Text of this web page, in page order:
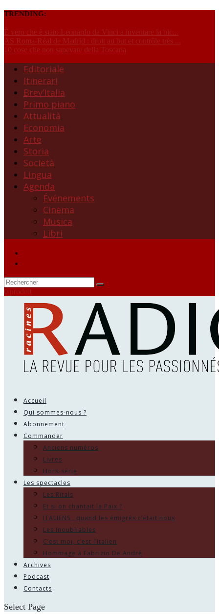
TRENDING:
È vero che è stato Leonardo da Vinci a inventare la bic...
AS Roma-Réal de Madrid : droit au but et contrôle très ...
10 cose che non sapevate della Toscana
Editoriale
Itinerari
Brev’Italia
Primo piano
Attualità
Economia
Arte
Storia
Società
Lingua
Agenda
Événements
Cinema
Musica
Libri
0 produit
Accueil
Qui sommes-nous ?
Abonnement
Commander
Anciens numéros
Livres
Hors-série
Les spectacles
Les Ritals
Et si on chantait la Paix ?
ITALIENS , quand les émigrés c’était nous
Les Inoubliables
C’est moi, c’est l’italien
Hommage à Fabrizio De André
Archives
Podcast
Contacts
Select Page